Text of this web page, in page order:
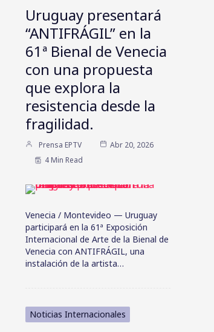
Uruguay presentará
“ANTIFRÁGIL” en la
61ª Bienal de Venecia
con una propuesta
que explora la
resistencia desde la
fragilidad.
Prensa EPTV
Abr 20, 2026
4 Min Read
Venecia / Montevideo — Uruguay
participará en la 61ª Exposición
Internacional de Arte de la Bienal de
Venecia con ANTIFRÁGIL, una
instalación de la artista…
Noticias Internacionales